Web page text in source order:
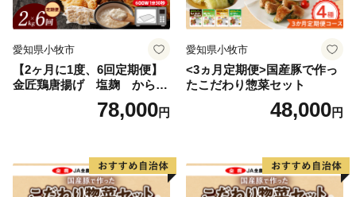
愛知県小牧市
【2ヶ月に1度、6回定期便】
金匠鶏唐揚げ 塩麹 からあ
78,000円
愛知県小牧市
<3ヵ月定期便>国産豚で作っ
たこだわり惣菜セット
48,000円